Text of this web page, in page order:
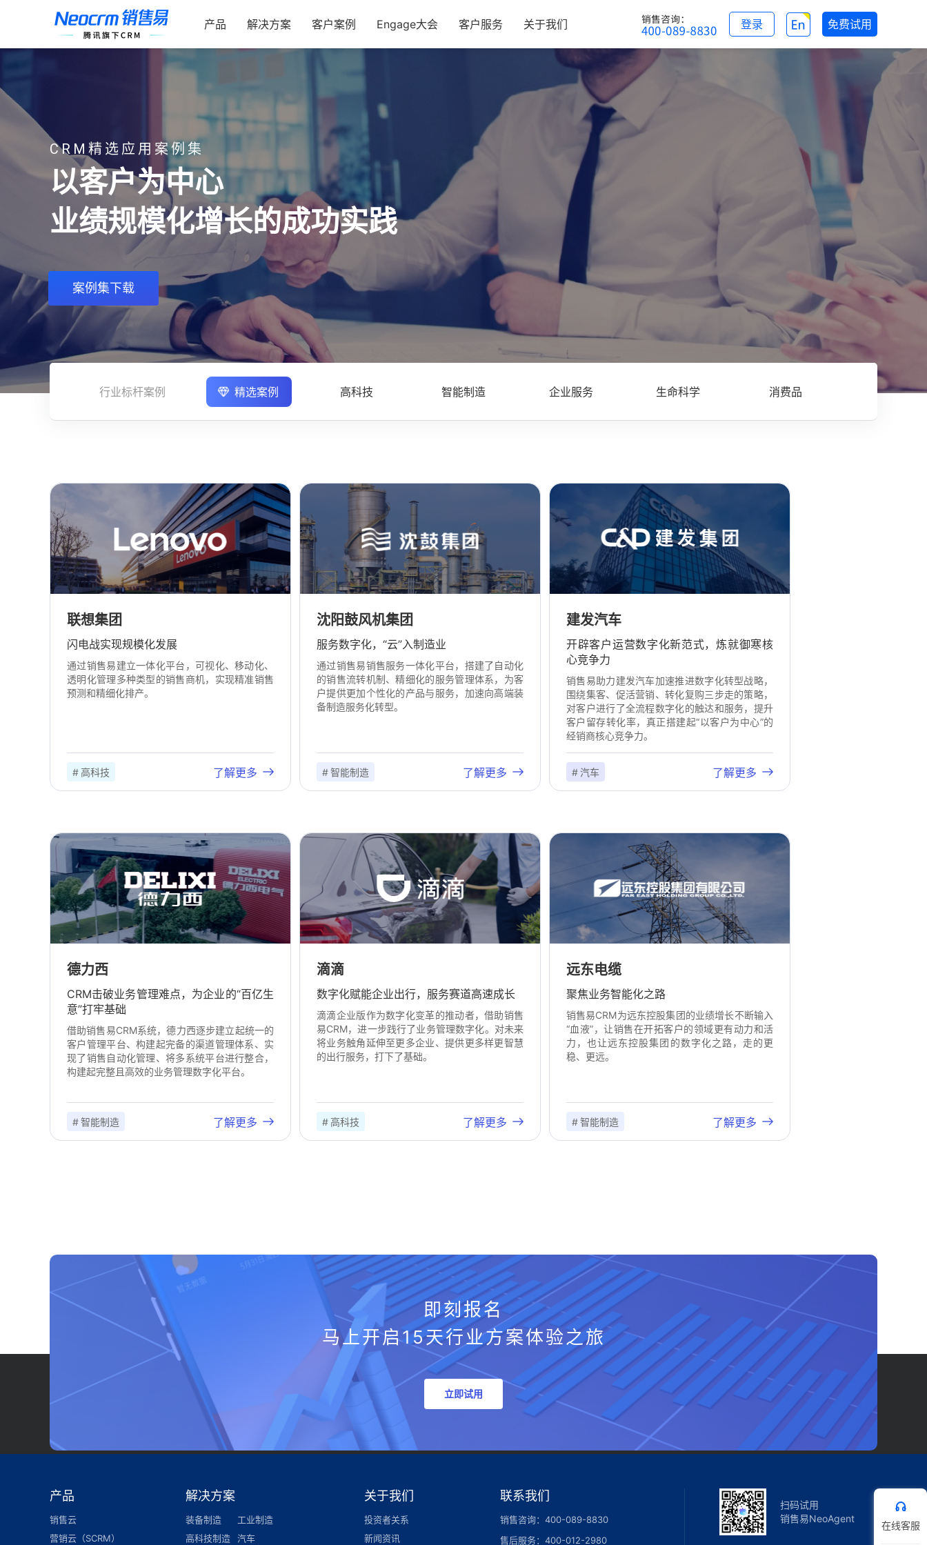
容
产品 解决方案 客户案例 Engage大会 客户服务 关于我们 免费试用
登录
CRM精选应用案例集
以客户为中心
案例集下载
业绩规模化增长的成功实践
行业标杆案例 精选案例 高科技 智能制造 企业服务 生命科学 消费品
联想集团
闪电战实现规模化发展
通过销售易建立一体化平台，可视化、移动化、
透明化管理多种类型的销售商机，实现精准销售
预测和精细化排产。
# 高科技 了解更多
沈阳鼓风机集团
服务数字化，“云”入制造业
通过销售易销售服务一体化平台，搭建了自动化
的销售流转机制、精细化的服务管理体系，为客
户提供更加个性化的产品与服务，加速向高端装
备制造服务化转型。
# 智能制造 了解更多
建发汽车
开辟客户运营数字化新范式，炼就御寒核
心竞争力
销售易助力建发汽车加速推进数字化转型战略，
围绕集客、促活营销、转化复购三步走的策略，
对客户进行了全流程数字化的触达和服务，提升
客户留存转化率，真正搭建起“以客户为中心”的
经销商核心竞争力。
# 汽车 了解更多
德力西
CRM击破业务管理难点，为企业的“百亿生
意”打牢基础
借助销售易CRM系统，德力西逐步建立起统一的
客户管理平台、构建起完备的渠道管理体系、实
现了销售自动化管理、将多系统平台进行整合，
构建起完整且高效的业务管理数字化平台。
# 智能制造 了解更多
滴滴
数字化赋能企业出行，服务赛道高速成长
滴滴企业版作为数字化变革的推动者，借助销售
易CRM，进一步践行了业务管理数字化。对未来
将业务触角延伸至更多企业、提供更多样更智慧
的出行服务，打下了基础。
# 高科技 了解更多
远东电缆
聚焦业务智能化之路
销售易CRM为远东控股集团的业绩增长不断输入
“血液”，让销售在开拓客户的领域更有动力和活
力，也让远东控股集团的数字化之路，走的更
稳、更远。
# 智能制造 了解更多
即刻报名
马上开启15天行业方案体验之旅
立即试用
产品
销售云
营销云（SCRM）
解决方案
装备制造
工业制造
高科技制造
汽车
关于我们
投资者关系
新闻资讯
联系我们
销售咨询：400-089-8830
售后服务：400-012-2980
扫码试用
销售易NeoAgent
在线客服